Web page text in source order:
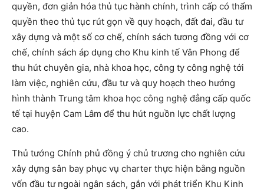
quyền, đơn giản hóa thủ tục hành chính, trình cấp có thẩm
quyền theo thủ tục rút gọn về quy hoạch, đất đai, đầu tư
xây dựng và một số cơ chế, chính sách tương đồng với cơ
chế, chính sách áp dụng cho Khu kinh tế Vân Phong để
thu hút chuyên gia, nhà khoa học, công ty công nghệ tới
làm việc, nghiên cứu, đầu tư và quy hoạch theo hướng
hình thành Trung tâm khoa học công nghệ đẳng cấp quốc
tế tại huyện Cam Lâm để thu hút nguồn lực chất lượng
cao.
Thủ tướng Chính phủ đồng ý chủ trương cho nghiên cứu
xây dựng sân bay phục vụ charter thực hiện bằng nguồn
vốn đầu tư ngoài ngân sách, gắn với phát triển Khu Kinh